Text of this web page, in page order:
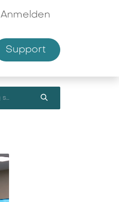
Anmelden
Supp​​ort